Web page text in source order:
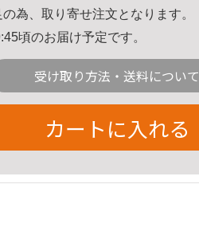
為、取り寄せ注文となります。
頃のお届け予定です。
受け取り方法・送料について
カートに入れる